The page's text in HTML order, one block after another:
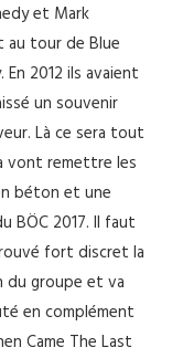
et Mark
au tour de Blue
2012 ils avaient
un souvenir
Là ce sera tout
vont remettre les
béton et une
BÖC 2017. Il faut
fort discret la
du groupe et va
en complément
Came The Last